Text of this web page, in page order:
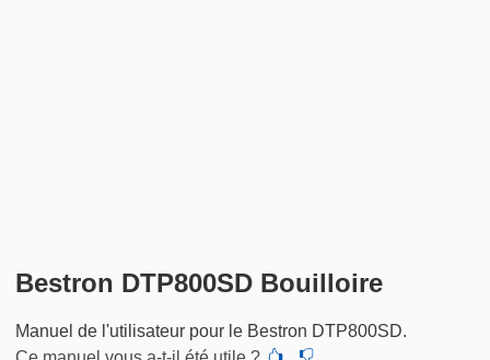
Bestron DTP800SD Bouilloire
Manuel de l'utilisateur pour le Bestron DTP800SD.